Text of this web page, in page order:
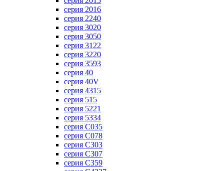
серия 2016
серия 2240
серия 3020
серия 3050
серия 3122
серия 3220
серия 3593
серия 40
серия 40V
серия 4315
серия 515
серия 5221
серия 5334
серия C035
серия C078
серия C303
серия C307
серия C359